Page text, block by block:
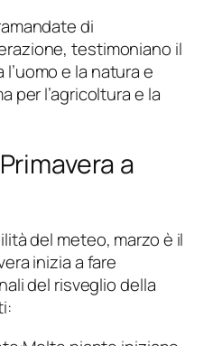
di
testimoniano il
e la natura e
per l’agricoltura e la
a
del meteo, marzo è il
inizia a fare
del risveglio della